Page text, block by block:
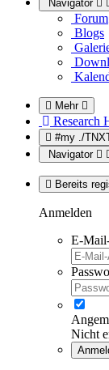
Navigator
Forum
Blogs
Mehr
Research
#my ./
Navigator
Bereits
Anmelden
E-
Nicht